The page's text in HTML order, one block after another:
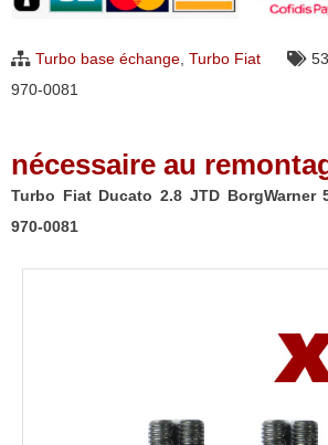
Ducato
JTD
970-
0054,
5303-
Turbo base échange, Turbo Fiat
970-0081
nécessaire au
Turbo Fiat Ducato 2.8 JTD BorgWarner
970-0081